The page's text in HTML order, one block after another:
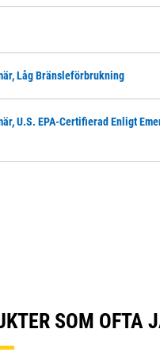
Låg Bränsleförbrukning
U.S. EPA-Certifierad Enligt
SOM OFTA